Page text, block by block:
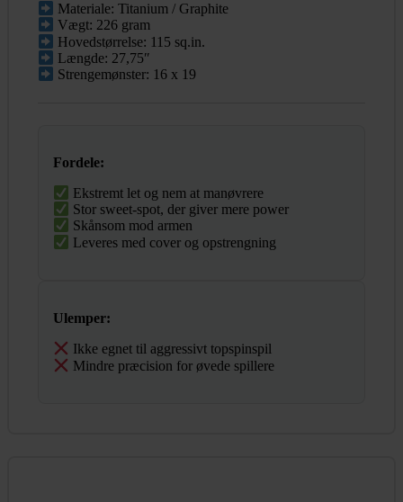
Materiale: Titanium / Graphite
Vægt: 226 gram
Hovedstørrelse: 115 sq.in.
Længde: 27,75″
Strengemønster: 16 x 19
Fordele:
Ekstremt let og nem at manøvrere
Stor sweet-spot, der giver mere power
Skånsom mod armen
Leveres med cover og opstrengning
Ulemper:
Ikke egnet til aggressivt topspinspil
Mindre præcision for øvede spillere